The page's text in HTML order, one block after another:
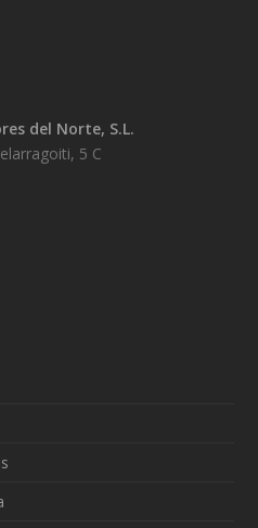
del Norte, S.L.
5 C